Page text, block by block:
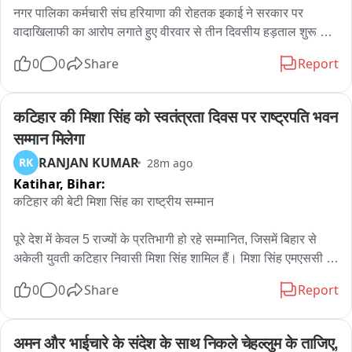
नगर पालिका कर्मचारी संघ हरियाणा की रोहतक इकाई ने सरकार पर
वादाखिलाफी का आरोप लगाते हुए वीरवार से तीन दिवसीय हड़ताल शुरू कर
जिसके चलते सफाई व्यवस्था पटरी से उतर गई और सड़कों पर कचरा फैल
है। इकाई प्रधान शंभू टांक ने बताया कि मांगें पूरी नहीं होने से 8 अगस्त तक
तीन दिवसीय हड़ताल रहेगी। उन्होंने बताया कि 13 मई को सरकार के साथ
हुई वार्ता में कर्मचारियों की मांगों से संबंधित परिपत्र अभी तक जारी नहीं किए
गए हैं। सरकार ने मांगें नहीं मानीं तो यह हड़ताल अनिश्चितकालीन हो
जाएगी।
0 0 Share Report
कटिहार की मिशा सिंह को स्वतंत्रता दिवस पर राष्ट्रपति भवन
सम्मान मिलेगा
RK RANJAN KUMAR 28m ago
Katihar, Bihar:
कटिहार की बेटी मिशा सिंह का राष्ट्रीय सम्मान
पूरे देश में केवल 5 राज्यों के प्रतिभागी हो रहे सम्मानित, जिसमें बिहार से
अकेली युवती कटिहार निवासी मिशा सिंह शामिल हैं। मिशा सिंह एमएससी
पदार्थों की गुणवत्ता को अंतिम उपभोक्ता तक सुरक्षित पहुंचाने के क्षेत्र में कार्य
से लॉजिस्टिक्स मार्केटिंग और ट्रांसपोर्टिंग के क्षेत्र में सक्रिय हैं। उन्होंने
0 0 Share Report
अमन और भाईचारे के संदेश के साथ निकले चेहल्लुम के ताजिए,